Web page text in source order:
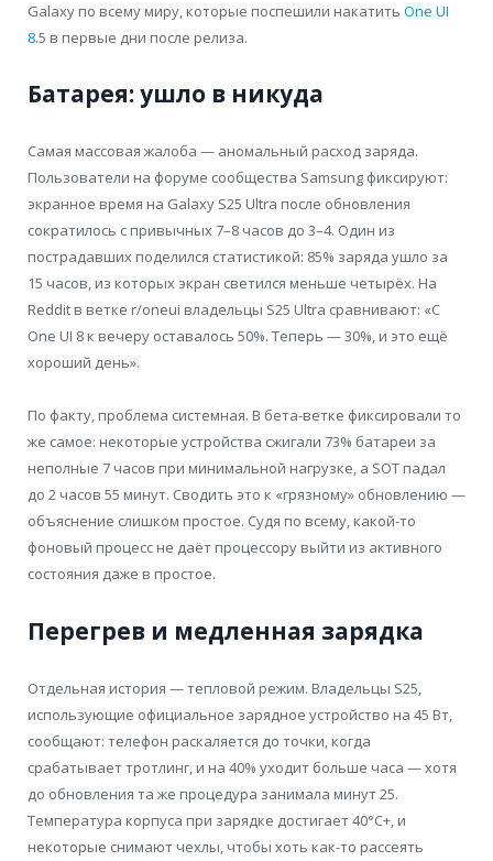
Galaxy по всему миру, которые поспешили накатить One UI
8.5 в первые дни после релиза.
Батарея: ушло в никуда
Самая массовая жалоба — аномальный расход заряда.
Пользователи на форуме сообщества Samsung фиксируют:
экранное время на Galaxy S25 Ultra после обновления
сократилось с привычных 7–8 часов до 3–4. Один из
пострадавших поделился статистикой: 85% заряда ушло за
15 часов, из которых экран светился меньше четырёх. На
Reddit в ветке r/oneui владельцы S25 Ultra сравнивают: «С
One UI 8 к вечеру оставалось 50%. Теперь — 30%, и это ещё
хороший день».
По факту, проблема системная. В бета-ветке фиксировали то
же самое: некоторые устройства сжигали 73% батареи за
неполные 7 часов при минимальной нагрузке, а SOT падал
до 2 часов 55 минут. Сводить это к «грязному» обновлению —
объяснение слишком простое. Судя по всему, какой-то
фоновый процесс не даёт процессору выйти из активного
состояния даже в простое.
Перегрев и медленная зарядка
Отдельная история — тепловой режим. Владельцы S25,
использующие официальное зарядное устройство на 45 Вт,
сообщают: телефон раскаляется до точки, когда
срабатывает тротлинг, и на 40% уходит больше часа — хотя
до обновления та же процедура занимала минут 25.
Температура корпуса при зарядке достигает 40°C+, и
некоторые снимают чехлы, чтобы хоть как-то рассеять